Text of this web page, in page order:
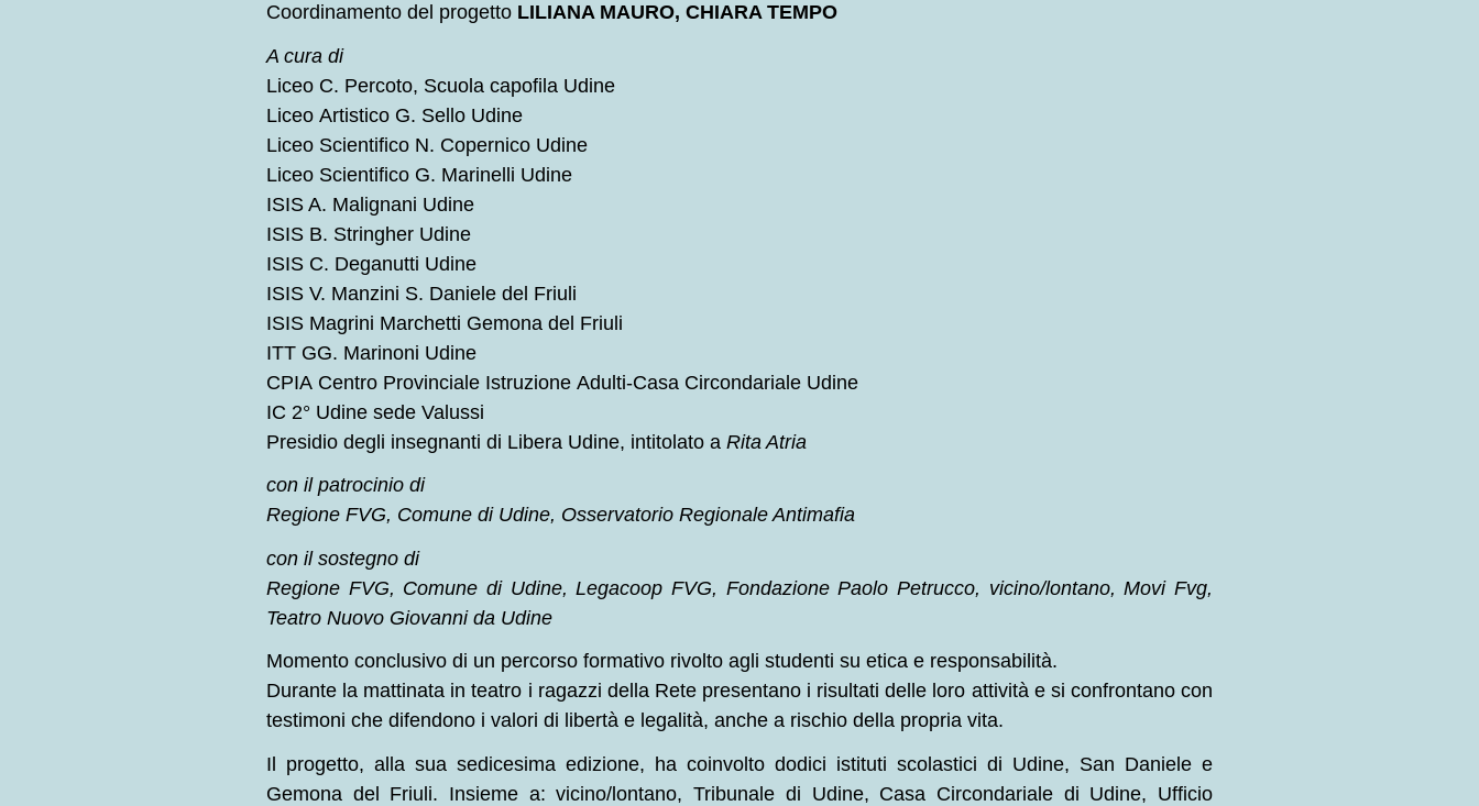
Coordinamento del progetto LILIANA MAURO, CHIARA TEMPO
A cura di
Liceo C. Percoto, Scuola capofila Udine
Liceo Artistico G. Sello Udine
Liceo Scientifico N. Copernico Udine
Liceo Scientifico G. Marinelli Udine
ISIS A. Malignani Udine
ISIS B. Stringher Udine
ISIS C. Deganutti Udine
ISIS V. Manzini S. Daniele del Friuli
ISIS Magrini Marchetti Gemona del Friuli
ITT GG. Marinoni Udine
CPIA Centro Provinciale Istruzione Adulti-Casa Circondariale Udine
IC 2° Udine sede Valussi
Presidio degli insegnanti di Libera Udine, intitolato a Rita Atria
con il patrocinio di
Regione FVG, Comune di Udine, Osservatorio Regionale Antimafia
con il sostegno di
Regione FVG, Comune di Udine, Legacoop FVG, Fondazione Paolo Petrucco, vicino/lontano, Movi Fvg,
Teatro Nuovo Giovanni da Udine
Momento conclusivo di un percorso formativo rivolto agli studenti su etica e responsabilità.
Durante la mattinata in teatro i ragazzi della Rete presentano i risultati delle loro attività e si confrontano con
testimoni che difendono i valori di libertà e legalità, anche a rischio della propria vita.
Il progetto, alla sua sedicesima edizione, ha coinvolto dodici istituti scolastici di Udine, San Daniele e
Gemona del Friuli. Insieme a: vicino/lontano, Tribunale di Udine, Casa Circondariale di Udine, Ufficio